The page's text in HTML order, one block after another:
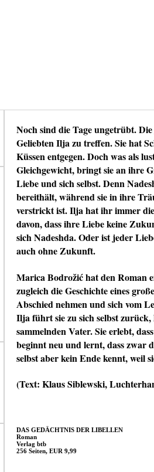
Noch sind die Tage ungetrübt.
Geliebten Ilja zu treffen. Sie hat
Küssen entgegen. Doch was als
Gleichgewicht, bringt sie an ihre
Liebe und sich selbst. Denn
bereithält, während sie in ihre
verstrickt ist. Ilja hat ihr immer
davon, dass ihre Liebe keine
sich Nadeshda. Oder ist jeder
auch ohne Zukunft.
Marica Bodrožić hat den Roman
zugleich die Geschichte eines
Abschied nehmen und sich vom
Ilja führt sie zu sich selbst
sammelnden Vater. Sie erlebt,
beginnt neu und lernt, dass zwar
selbst aber kein Ende kennt, weil
(Text: Klaus Siblewski,
DAS GEDÄCHTNIS DER LIBELLEN
Roman
Verlag btb
256 Seiten, EUR 9,99